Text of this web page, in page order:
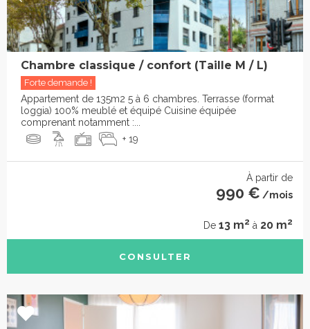
Chambre classique / confort (Taille M / L)
Forte demande !
Appartement de 135m2 5 à 6 chambres. Terrasse (format
loggia) 100% meublé et équipé Cuisine équipée
comprenant notamment :...
+ 19
À partir de
990 € /mois
De 13 m2 à 20 m2
CONSULTER